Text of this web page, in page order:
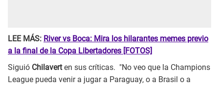
LEE MÁS: River vs Boca: Mira los hilarantes memes previo
a la final de la Copa Libertadores [FOTOS]
Siguió Chilaverten sus críticas. "No veo que la Champions
League pueda venir a jugar a Paraguay, o a Brasil o a